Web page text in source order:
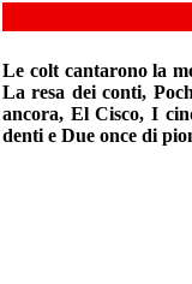
Le colt cantarono la
La resa dei conti,
ancora, El Cisco, I
denti e Due once di